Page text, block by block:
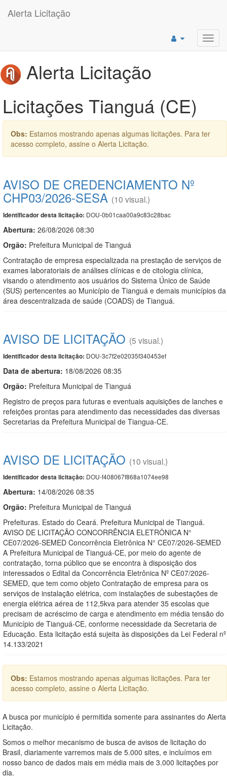
Alerta Licitação
Alerta Licitação
Licitações Tianguá (CE)
Obs: Estamos mostrando apenas algumas licitações. Para ter
acesso completo, assine o Alerta Licitação.
AVISO DE CREDENCIAMENTO Nº
CHP03/2026-SESA (10 visual.)
Identificador desta licitação: DOU-0b01caa00a9c83c28bac
Abertura: 26/08/2026 08:30
Orgão: Prefeitura Municipal de Tianguá
Contratação de empresa especializada na prestação de serviços de
exames laboratoriais de análises clínicas e de citologia clínica,
visando o atendimento aos usuários do Sistema Único de Saúde
(SUS) pertencentes ao Município de Tianguá e demais municípios da
área descentralizada de saúde (COADS) de Tianguá.
AVISO DE LICITAÇÃO (5 visual.)
Identificador desta licitação: DOU-3c7f2e02035f340453ef
Data de abertura: 18/08/2026 08:35
Orgão: Prefeitura Municipal de Tianguá
Registro de preços para futuras e eventuais aquisições de lanches e
refeições prontas para atendimento das necessidades das diversas
Secretarias da Prefeitura Municipal de Tiangua-CE.
AVISO DE LICITAÇÃO (10 visual.)
Identificador desta licitação: DOU-f408067f868a1074ee98
Abertura: 14/08/2026 08:35
Orgão: Prefeitura Municipal de Tianguá
Prefeituras. Estado do Ceará. Prefeitura Municipal de Tianguá.
AVISO DE LICITAÇÃO CONCORRÊNCIA ELETRÔNICA N°
CE07/2026-SEMED Concorrência Eletrônica N° CE07/2026-SEMED
A Prefeitura Municipal de Tianguá-CE, por meio do agente de
contratação, torna público que se encontra à disposição dos
interessados o Edital da Concorrência Eletrônica Nº CE07/2026-
SEMED, que tem como objeto Contratação de empresa para os
serviços de instalação elétrica, com instalações de subestações de
energia elétrica aérea de 112,5kva para atender 35 escolas que
precisam de acréscimo de carga e atendimento em média tensão do
Município de Tianguá-CE, conforme necessidade da Secretaria de
Educação. Esta licitação está sujeita às disposições da Lei Federal nº
14.133/2021
Obs: Estamos mostrando apenas algumas licitações. Para ter
acesso completo, assine o Alerta Licitação.
A busca por município é permitida somente para assinantes do Alerta
Licitação.
Somos o melhor mecanismo de busca de avisos de licitação do
Brasil, diariamente varremos mais de 5.000 sites, e incluímos em
nosso banco de dados mais em média mais de 3.000 licitações por
dia.